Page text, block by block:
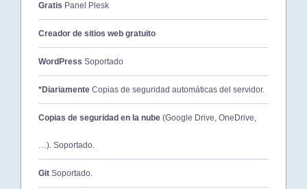
Gratis Panel Plesk
Creador de sitios web gratuito
WordPress Soportado
*Diariamente Copias de seguridad automáticas del servidor.
Copias de seguridad en la nube (Google Drive, OneDrive,
…). Soportado.
Git Soportado.